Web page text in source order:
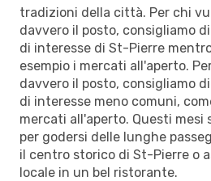
tradizioni della città. Per chi
davvero il posto, consigliamo
di interesse di St-Pierre
esempio i mercati all'aperto.
davvero il posto, consigliamo
di interesse meno comuni,
mercati all'aperto. Questi
per godersi delle lunghe
il centro storico di St-Pierre o
locale in un bel ristorante.